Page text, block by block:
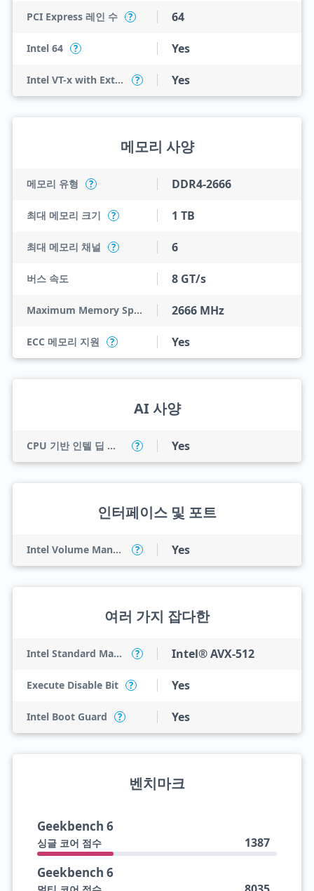
PCI Express 레인 수 ? 64
Intel 64 ? Yes
Intel VT-x with Extended Page Tables (EPT) ? Yes
메모리 사양
메모리 유형 ? DDR4-2666
최대 메모리 크기 ? 1 TB
최대 메모리 채널 ? 6
버스 속도 8 GT/s
Maximum Memory Speed 2666 MHz
ECC 메모리 지원 ? Yes
AI 사양
CPU 기반 인텔 딥 러닝 부스트(인텔 DL 부스트) ? Yes
인터페이스 및 포트
Intel Volume Management Device (VMD) ? Yes
여러 가지 잡다한
Intel Standard Manageability (ISM) ? Intel® AVX-512
Execute Disable Bit ? Yes
Intel Boot Guard ? Yes
벤치마크
Geekbench 6
싱글 코어 점수 1387
Geekbench 6